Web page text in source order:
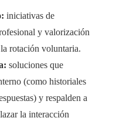
iniciativas de
y valorización
rotación voluntaria.
soluciones que
(como historiales
y respalden a
la interacción